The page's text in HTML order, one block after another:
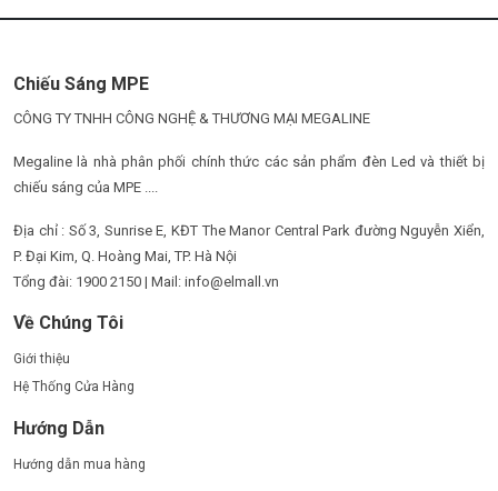
Chiếu Sáng MPE
CÔNG TY TNHH CÔNG NGHỆ & THƯƠNG MẠI MEGALINE
Megaline là nhà phân phối chính thức các sản phẩm đèn Led và thiết bị
chiếu sáng của MPE ....
Địa chỉ : Số 3, Sunrise E, KĐT The Manor Central Park đường Nguyễn Xiển,
P. Đại Kim, Q. Hoàng Mai, TP. Hà Nội
Tổng đài: 1900 2150 | Mail: info@elmall.vn
Về Chúng Tôi
Giới thiệu
Hệ Thống Cửa Hàng
Hướng Dẫn
Hướng dẫn mua hàng